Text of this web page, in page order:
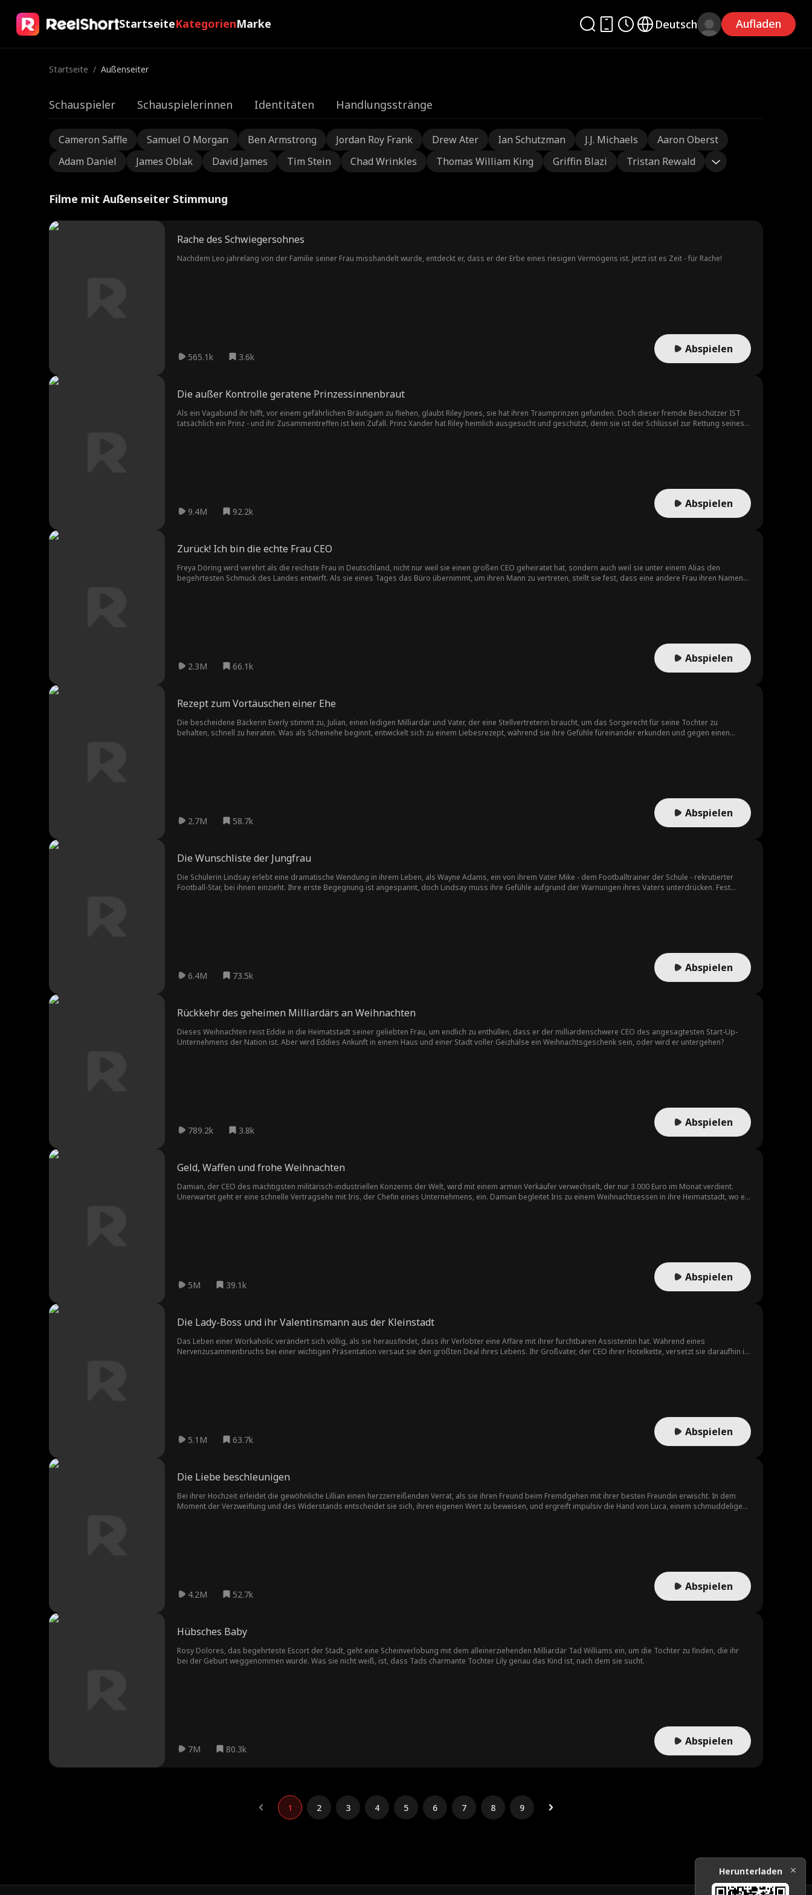
StartseiteKategorienMarke Deutsch Aufladen
Startseite / Außenseiter
Schauspieler Schauspielerinnen Identitäten Handlungsstränge
Cameron Saffle Samuel O Morgan Ben Armstrong Jordan Roy Frank Drew Ater Ian Schutzman J.J. Michaels
Aaron Oberst
Adam Daniel
James Oblak David James Tim Stein Chad Wrinkles Thomas William King Griffin Blazi Tristan Rewald
Filme mit Außenseiter Stimmung
Rache des Schwiegersohnes
Nachdem Leo jahrelang von der Familie seiner Frau misshandelt wurde, entdeckt er, dass er der Erbe eines riesigen Vermögens ist. Jetzt ist es Zeit - für Rache!
565.1k 3.6k
Abspielen
Die außer Kontrolle geratene Prinzessinnenbraut
Als ein Vagabund ihr hilft, vor einem gefährlichen Bräutigam zu fliehen, glaubt Riley Jones, sie hat ihren Traumprinzen gefunden. Doch dieser fremde Beschützer IST
tatsächlich ein Prinz - und ihr Zusammentreffen ist kein Zufall. Prinz Xander hat Riley heimlich ausgesucht und geschützt, denn sie ist der Schlüssel zur Rettung seines
9.4M 92.2k
Abspielen
Zurück! Ich bin die echte Frau CEO
Freya Döring wird verehrt als die reichste Frau in Deutschland, nicht nur weil sie einen großen CEO geheiratet hat, sondern auch weil sie unter einem Alias den
begehrtesten Schmuck des Landes entwirft. Als sie eines Tages das Büro übernimmt, um ihren Mann zu vertreten, stellt sie fest, dass eine andere Frau ihren Namen
2.3M 66.1k
Abspielen
Rezept zum Vortäuschen einer Ehe
Die bescheidene Bäckerin Everly stimmt zu, Julian, einen ledigen Milliardär und Vater, der eine Stellvertreterin braucht, um das Sorgerecht für seine Tochter zu
behalten, schnell zu heiraten. Was als Scheinehe beginnt, entwickelt sich zu einem Liebesrezept, während sie ihre Gefühle füreinander erkunden und gegen einen
2.7M 58.7k
Abspielen
Die Wunschliste der Jungfrau
Die Schülerin Lindsay erlebt eine dramatische Wendung in ihrem Leben, als Wayne Adams, ein von ihrem Vater Mike - dem Footballtrainer der Schule - rekrutierter
Football-Star, bei ihnen einzieht. Ihre erste Begegnung ist angespannt, doch Lindsay muss ihre Gefühle aufgrund der Warnungen ihres Vaters unterdrücken. Fest
6.4M 73.5k
Abspielen
Rückkehr des geheimen Milliardärs an Weihnachten
Dieses Weihnachten reist Eddie in die Heimatstadt seiner geliebten Frau, um endlich zu enthüllen, dass er der milliardenschwere CEO des angesagtesten Start-Up-
Unternehmens der Nation ist. Aber wird Eddies Ankunft in einem Haus und einer Stadt voller Geizhälse ein Weihnachtsgeschenk sein, oder wird er untergehen?
789.2k 3.8k
Abspielen
Geld, Waffen und frohe Weihnachten
Damian, der CEO des mächtigsten militärisch-industriellen Konzerns der Welt, wird mit einem armen Verkäufer verwechselt, der nur 3.000 Euro im Monat verdient.
Unerwartet geht er eine schnelle Vertragsehe mit Iris, der Chefin eines Unternehmens, ein. Damian begleitet Iris zu einem Weihnachtsessen in ihre Heimatstadt, wo er
5M 39.1k
Abspielen
Die Lady-Boss und ihr Valentinsmann aus der Kleinstadt
Das Leben einer Workaholic verändert sich völlig, als sie herausfindet, dass ihr Verlobter eine Affäre mit ihrer furchtbaren Assistentin hat. Während eines
Nervenzusammenbruchs bei einer wichtigen Präsentation versaut sie den größten Deal ihres Lebens. Ihr Großvater, der CEO ihrer Hotelkette, versetzt sie daraufhin in
5.1M 63.7k
Abspielen
Die Liebe beschleunigen
Bei ihrer Hochzeit erleidet die gewöhnliche Lillian einen herzzerreißenden Verrat, als sie ihren Freund beim Fremdgehen mit ihrer besten Freundin erwischt. In dem
Moment der Verzweiflung und des Widerstands entscheidet sie sich, ihren eigenen Wert zu beweisen, und ergreift impulsiv die Hand von Luca, einem schmuddeligen
4.2M 52.7k
Abspielen
Hübsches Baby
Rosy Dolores, das begehrteste Escort der Stadt, geht eine Scheinverlobung mit dem alleinerziehenden Milliardär Tad Williams ein, um die Tochter zu finden, die ihr
bei der Geburt weggenommen wurde. Was sie nicht weiß, ist, dass Tads charmante Tochter Lily genau das Kind ist, nach dem sie sucht.
7M 80.3k
Abspielen
1 2 3 4 5 6 7 8 9
Herunterladen